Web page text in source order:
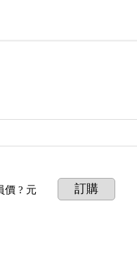
價? 元 訂購